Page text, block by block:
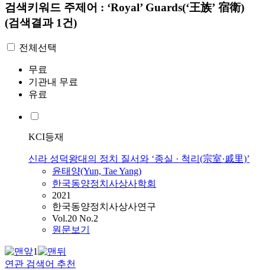
검색키워드 주제어 : ‘Royal’ Guards(‘王族’ 宿衛)
(검색결과 1건)
전체선택
무료
기관내 무료
유료
KCI등재
신라 성덕왕대의 정치 질서와 ‘종실 · 척리(宗室·戚里)’
윤태양(Yun, Tae Yang)
한국동양정치사상사학회
2021
한국동양정치사상사연구
Vol.20 No.2
원문보기
1
연관 검색어 추천